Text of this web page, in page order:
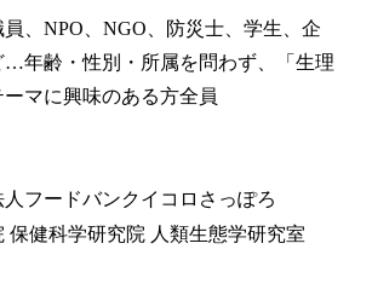
、NPO、NGO、防災士、学生、企
…年齢・性別・所属を問わず、「生理
マに興味のある方全員
フードバンクイコロさっぽろ
保健科学研究院 人類生態学研究室